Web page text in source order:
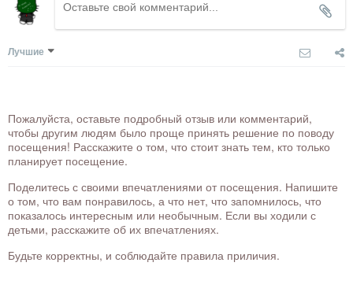
Лучшие
Пожалуйста, оставьте подробный отзыв или комментарий,
чтобы другим людям было проще принять решение по поводу
посещения! Расскажите о том, что стоит знать тем, кто только
планирует посещение.
Поделитесь с своими впечатлениями от посещения. Напишите
о том, что вам понравилось, а что нет, что запомнилось, что
показалось интересным или необычным. Если вы ходили с
детьми, расскажите об их впечатлениях.
Будьте корректны, и соблюдайте правила приличия.